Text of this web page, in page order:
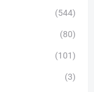
(544)
(80)
(101)
(3)